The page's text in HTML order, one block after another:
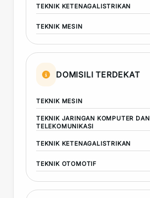
TEKNIK KETENAGALISTRIKAN
TEKNIK MESIN
DOMISILI TERDEKAT
TEKNIK MESIN
TEKNIK JARINGAN KOMPUTER DAN
TELEKOMUNIKASI
TEKNIK KETENAGALISTRIKAN
TEKNIK OTOMOTIF